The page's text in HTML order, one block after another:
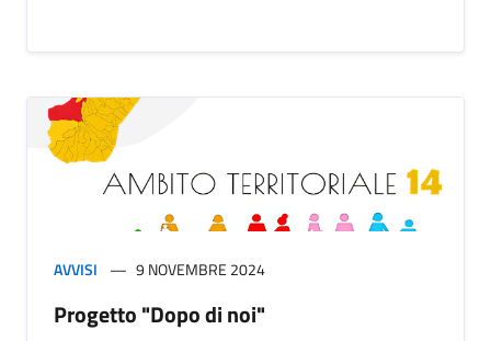
AVVISI 9 NOVEMBRE 2024
Progetto "Dopo di noi"